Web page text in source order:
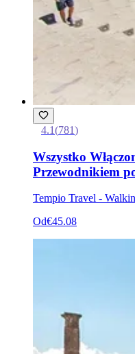
4.1(781)
Wszystko
Przewodnikiem
Tempio Travel -
Od€45.08